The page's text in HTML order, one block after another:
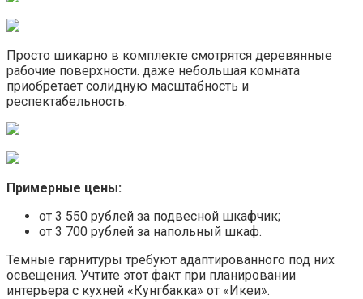
Просто шикарно в комплекте смотрятся деревянные
рабочие поверхности. даже небольшая комната
приобретает солидную масштабность и
респектабельность.
Примерные цены:
от 3 550 рублей за подвесной шкафчик;
от 3 700 рублей за напольный шкаф.
Темные гарнитуры требуют адаптированного под них
освещения. Учтите этот факт при планировании
интерьера с кухней «Кунгбакка» от «Икеи».